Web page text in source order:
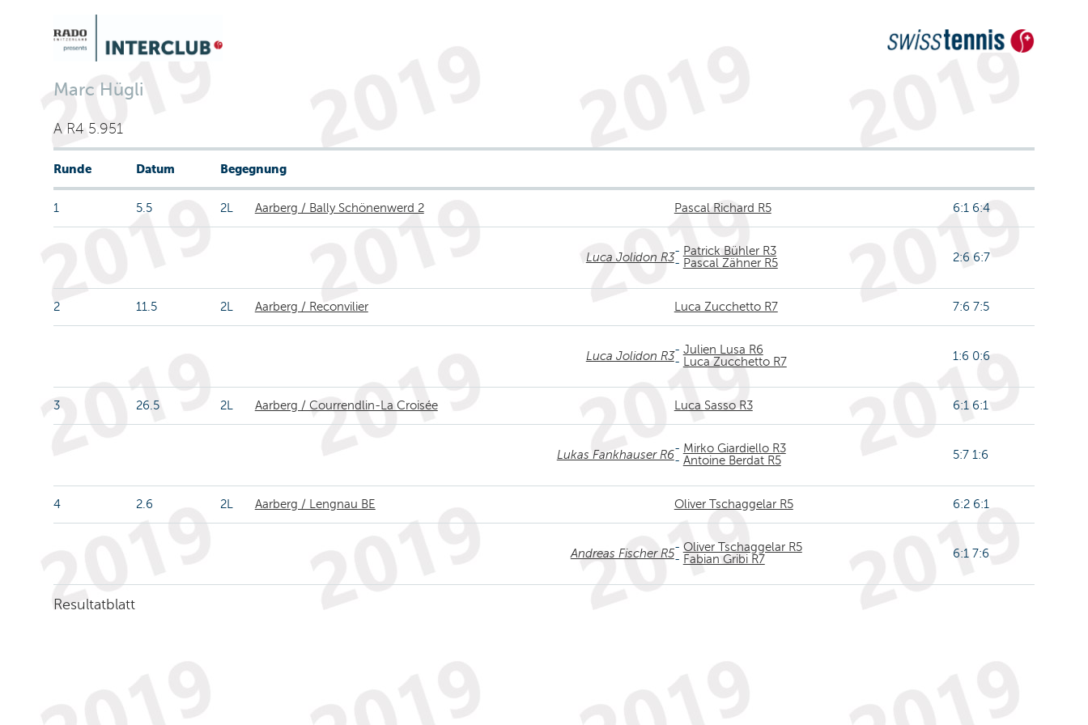
Marc Hügli
A R4 5.951
Runde Datum Begegnung
1 5.5 2L Aarberg / Bally Schönenwerd 2 Pascal Richard R5 6:1 6:4
Luca Jolidon R3- Patrick Bühler R3
- Pascal Zähner R5 2:6 6:7
2 11.5 2L Aarberg / Reconvilier Luca Zucchetto R7 7:6 7:5
Luca Jolidon R3- Julien Lusa R6
-
Luca Zucchetto R7 1:6 0:6
3 26.5 2L Aarberg / Courrendlin-La Croisée Luca Sasso R3 6:1 6:1
Lukas Fankhauser R6- Mirko Giardiello R3
- Antoine Berdat R5 5:7 1:6
4 2.6 2L Aarberg / Lengnau BE Oliver Tschaggelar R5 6:2 6:1
Andreas Fischer R5- Oliver Tschaggelar R5
- Fabian Gribi R7 6:1 7:6
Resultatblatt